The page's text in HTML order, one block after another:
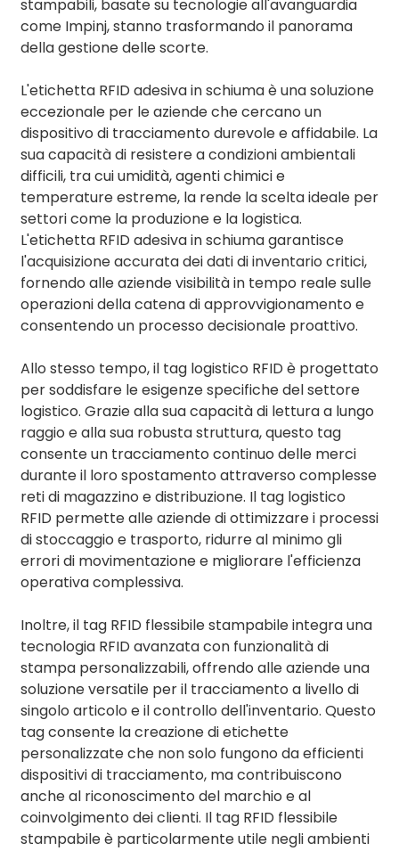
stampabili, basate su tecnologie all'avanguardia
come Impinj, stanno trasformando il panorama
della gestione delle scorte.
L'etichetta RFID adesiva in schiuma è una soluzione
eccezionale per le aziende che cercano un
dispositivo di tracciamento durevole e affidabile. La
sua capacità di resistere a condizioni ambientali
difficili, tra cui umidità, agenti chimici e
temperature estreme, la rende la scelta ideale per
settori come la produzione e la logistica.
L'etichetta RFID adesiva in schiuma garantisce
l'acquisizione accurata dei dati di inventario critici,
fornendo alle aziende visibilità in tempo reale sulle
operazioni della catena di approvvigionamento e
consentendo un processo decisionale proattivo.
Allo stesso tempo, il tag logistico RFID è progettato
per soddisfare le esigenze specifiche del settore
logistico. Grazie alla sua capacità di lettura a lungo
raggio e alla sua robusta struttura, questo tag
consente un tracciamento continuo delle merci
durante il loro spostamento attraverso complesse
reti di magazzino e distribuzione. Il tag logistico
RFID permette alle aziende di ottimizzare i processi
di stoccaggio e trasporto, ridurre al minimo gli
errori di movimentazione e migliorare l'efficienza
operativa complessiva.
Inoltre, il tag RFID flessibile stampabile integra una
tecnologia RFID avanzata con funzionalità di
stampa personalizzabili, offrendo alle aziende una
soluzione versatile per il tracciamento a livello di
singolo articolo e il controllo dell'inventario. Questo
tag consente la creazione di etichette
personalizzate che non solo fungono da efficienti
dispositivi di tracciamento, ma contribuiscono
anche al riconoscimento del marchio e al
coinvolgimento dei clienti. Il tag RFID flessibile
stampabile è particolarmente utile negli ambienti